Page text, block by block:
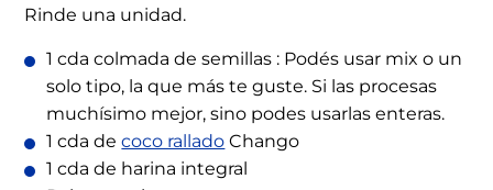
Rinde una unidad.
1 cda colmada de semillas : Podés usar mix o un
solo tipo, la que más te guste. Si las procesas
muchísimo mejor, sino podes usarlas enteras.
1 cda decoco rallado Chango
1 cda de harina integral